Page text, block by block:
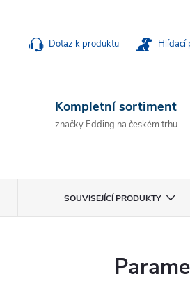
cena:
Dotaz k produktu Hlídací
Kompletní sortiment
značky Edding na českém trhu.
SOUVISEJÍCÍ PRODUKTY